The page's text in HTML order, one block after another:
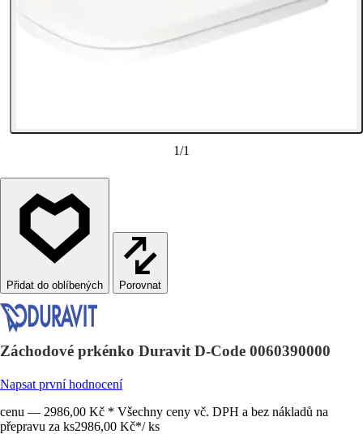
1/1
Porovnat
Záchodové prkénko Duravit D-Code 0060390000
Napsat první hodnocení
cenu — 2986,00 Kč * Všechny ceny vč. DPH a bez nákladů na
přepravu za ks2986,00 Kč*/ ks